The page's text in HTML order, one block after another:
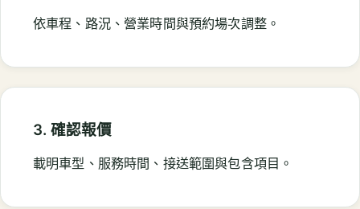
依車程、路況、營業時間與預約場次調整。
3. 確認報價
載明車型、服務時間、接送範圍與包含項目。